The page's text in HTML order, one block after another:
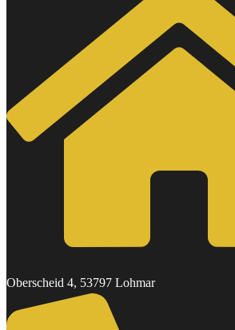
Oberscheid 4, 53797 Lohmar